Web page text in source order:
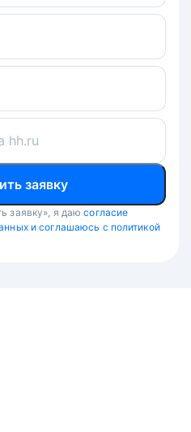
hh.ru
заявку
заявку», я даю согласие
и соглашаюсь с политикой